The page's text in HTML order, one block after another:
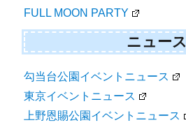
FULL MOON PARTY
ニュース
勾当台公園イベントニュース
東京イベントニュース
上野恩賜公園イベントニュース